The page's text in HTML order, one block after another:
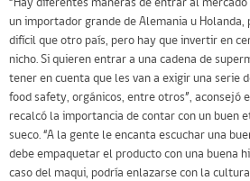
“Hay diferentes maneras de entrar al
un importador grande de Alemania u Holanda,
difícil que otro país, pero hay que invertir en
nicho. Si quieren entrar a una cadena de
tener en cuenta que les van a exigir una serie
food safety, orgánicos, entre otros”, aconsejó
recalcó la importancia de contar con un buen
sueco. “A la gente le encanta escuchar una
debe empaquetar el producto con una buena
caso del maqui, podría enlazarse con la